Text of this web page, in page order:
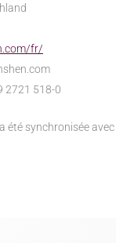
fr/
2721 518-0
été synchronisée avec